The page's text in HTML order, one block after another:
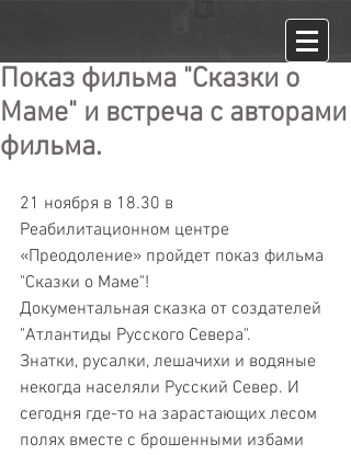
Показ фильма "Сказки о
Маме" и встреча с авторами
фильма.
21 ноября в 18.30 в
Реабилитационном центре
«Преодоление» пройдет показ фильма
"Сказки о Маме"!
Документальная сказка от создателей
"Атлантиды Русского Севера".
Знатки, русалки, лешачихи и водяные
некогда населяли Русский Север. И
сегодня где-то на зарастающих лесом
полях вместе с брошенными избами